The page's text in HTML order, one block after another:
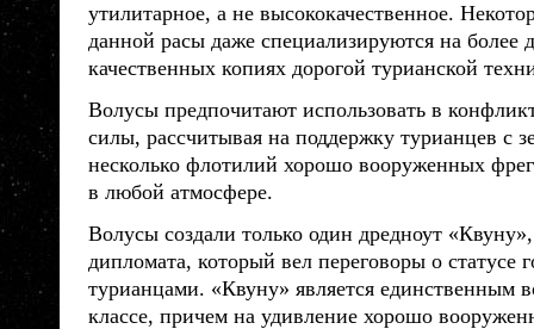
утилитарное, а не высококачественное.
данной расы даже специализируются на более
качественных копиях дорогой турианской
Волусы предпочитают использовать в
силы, рассчитывая на поддержку турианцев с
несколько флотилий хорошо вооруженных
в любой атмосфере.
Волусы создали только один дредноут
дипломата, который вел переговоры о статусе
турианцами. «Квуну» является единственным
классе, причем на удивление хорошо